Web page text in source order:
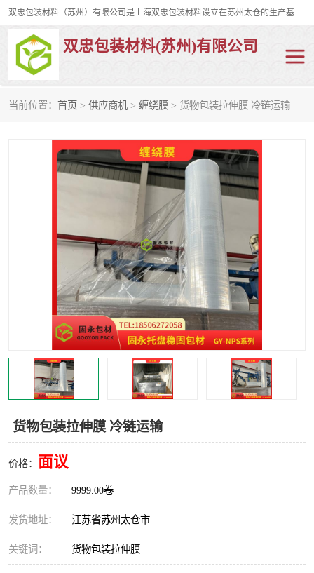
双忠包装材料（苏州）有限公司是上海双忠包装材料设立在苏州太仓的生产基地，占地约2万平米，产品主要有打孔缠绕膜，拉伸蜂窝纸，集装箱充气袋，滑托板，打包带，裹包网兜，防滑纸等箱体和托盘的运输和保护性包材。固永包材®，GooYon Pack®，是我们保护性包装材料的专属品牌。
双忠包装材料(苏州)有限公司
当前位置： 首页 > 供应商机 > 缠绕膜 > 货物包装拉伸膜 冷链运输
货物包装拉伸膜 冷链运输
价格： 面议
产品数量： 9999.00卷
发货地址： 江苏省苏州太仓市
关键词： 货物包装拉伸膜
裹包网兜 纤维打包带
充气袋
缠绕膜
托盘裹包网兜
托盘捆绑带